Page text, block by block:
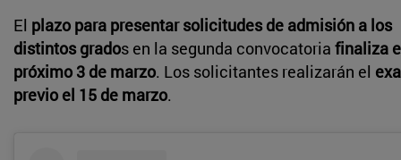
El plazo para presentar solicitudes de admisión a los
distintos grados en la segunda convocatoria finaliza
próximo 3 de marzo. Los solicitantes realizarán el
previo el 15 de marzo.